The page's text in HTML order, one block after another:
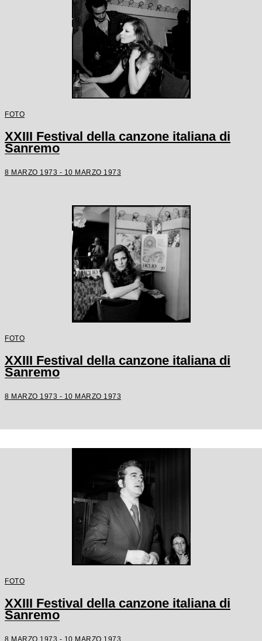
FOTO
XXIII Festival della canzone italiana di
Sanremo
8 MARZO 1973 - 10 MARZO 1973
FOTO
XXIII Festival della canzone italiana di
Sanremo
8 MARZO 1973 - 10 MARZO 1973
FOTO
XXIII Festival della canzone italiana di
Sanremo
8 MARZO 1973 - 10 MARZO 1973